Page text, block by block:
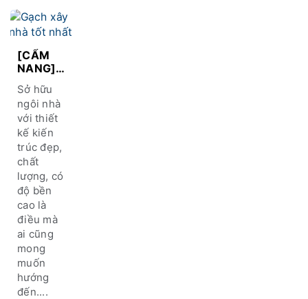
[CẨM
NANG]
Chọn
gạch
xây nhà
chất
lượng
tốt nhất
cho ngôi
nhà bạn
Sở hữu
ngôi nhà
với thiết
kế kiến
trúc đẹp,
chất
lượng, có
độ bền
cao là
điều mà
ai cũng
mong
muốn
hướng
đến....